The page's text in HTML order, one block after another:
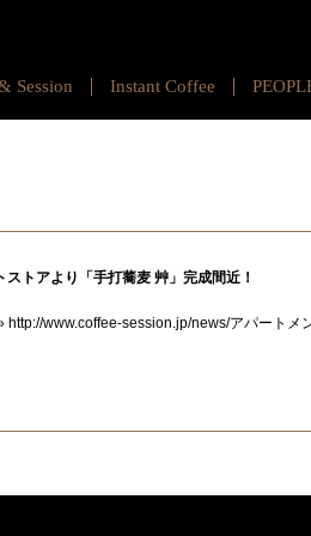
Session Instant Coffee
ストアより「手打蕎麦 艸」完成間近！
http://www.coffee-session.jp/news/アパートメ